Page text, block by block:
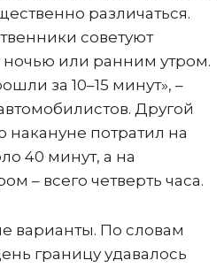
различаться.
советуют
ночью или ранним утром.
за 10–15 минут», –
Другой
накануне потратил на
40 минут, а на
– всего четверть часа.
варианты. По словам
границу удавалось